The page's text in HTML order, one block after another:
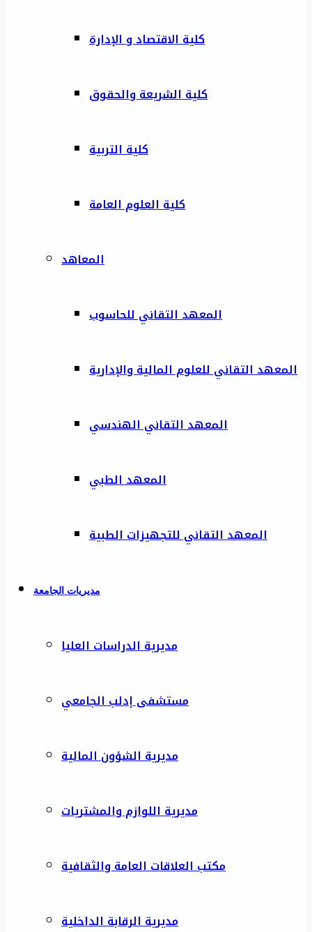
كلية الاقتصاد و الإدارة
كلية الشريعة والحقوق
كلية التربية
كلية العلوم العامة
المعاهد
المعهد التقاني للحاسوب
المعهد التقاني للعلوم المالية والإدارية
المعهد التقاني الهندسي
المعهد الطبي
المعهد التقاني للتجهيزات الطبية
مديريات الجامعة
مديرية الدراسات العليا
مستشفى إدلب الجامعي
مديرية الشؤون المالية
مديرية اللوازم والمشتريات
مكتب العلاقات العامة والثقافية
مديرية الرقابة الداخلية